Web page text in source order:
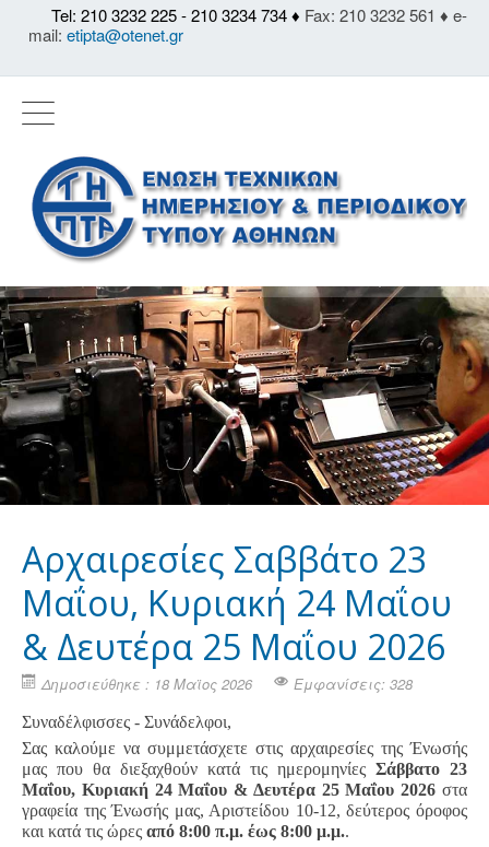
Tel: 210 3232 225 - 210 3234 734 ♦ Fax: 210 3232 561 ♦ e-
mail: etipta@otenet.gr
Αρχαιρεσίες Σαββάτο 23
Μαΐου, Κυριακή 24 Μαΐου
& Δευτέρα 25 Μαΐου 2026
Δημοσιεύθηκε : 18 Μαϊος 2026 Εμφανίσεις: 328
Συναδέλφισσες - Συνάδελφοι,
Σας καλούμε να συμμετάσχετε στις αρχαιρεσίες της Ένωσής
μας που θα διεξαχθούν κατά τις ημερομηνίες Σάββατο 23
Μαΐου, Κυριακή 24 Μαΐου & Δευτέρα 25 Μαΐου 2026 στα
γραφεία της Ένωσής μας, Αριστείδου 10-12, δεύτερος όροφος
και κατά τις ώρες από 8:00 π.μ. έως 8:00 μ.μ..